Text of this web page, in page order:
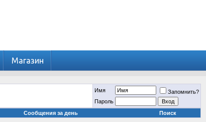
Магазин
Имя
Запомнить?
Пароль
Сообщения за день Поиск